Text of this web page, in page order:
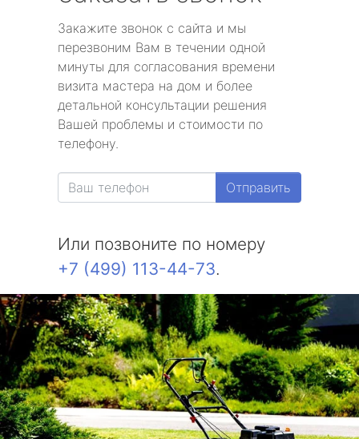
Закажите звонок с сайта и мы
перезвоним Вам в течении одной
минуты для согласования времени
визита мастера на дом и более
детальной консультации решения
Вашей проблемы и стоимости по
телефону.
Отправить
Или позвоните по номеру
+7 (499) 113-44-73.